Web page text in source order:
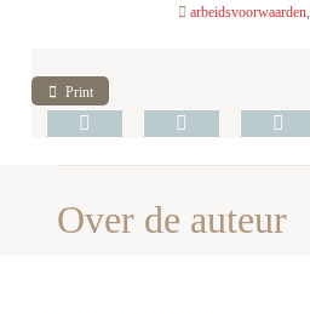
arbeidsvoorwaarden,
Print
Over de auteur